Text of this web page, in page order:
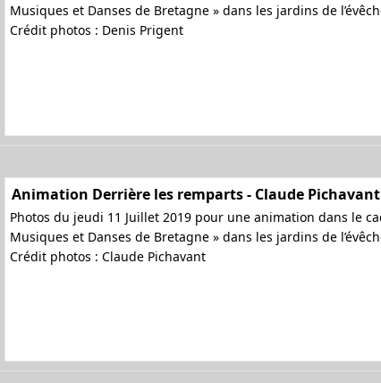
Musiques et Danses de Bretagne » dans les jardins de
Crédit photos : Denis Prigent
Animation Derrière les remparts - Claude Pichavant
Photos du jeudi 11 Juillet 2019 pour une animation dans le
Musiques et Danses de Bretagne » dans les jardins de
Crédit photos : Claude Pichavant